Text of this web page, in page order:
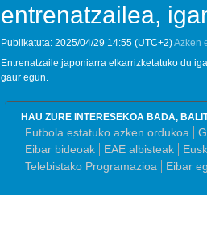
entrenatzailea,
Publikatuta: 2025/04/29 14:55 (UTC+2)Azken
Entrenatzaile japoniarra elkarrizketatuko du
gaur egun.
HAU ZURE INTERESEKOA BADA,
Futbola estatuko azken ordukoa
Eibar bideoak
EAE albisteak
Telebistako Programazioa
Eibar